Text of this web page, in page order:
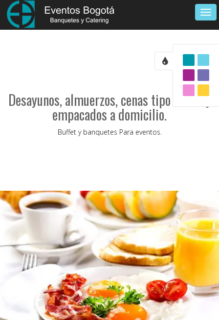
Desayunos, almuerzos, cenas tipo buffet y
empacados a domicilio.
Buffet y banquetes Para eventos.